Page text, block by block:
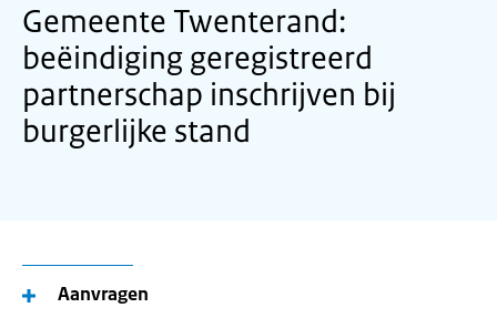
Gemeente Twenterand:
beëindiging geregistreerd
partnerschap inschrijven bij
burgerlijke stand
Aanvragen